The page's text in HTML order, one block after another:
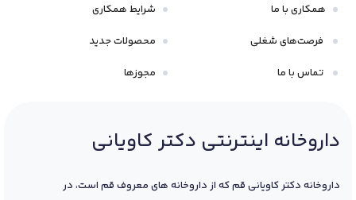
همکاری با ما
فرصت‌های شغلی
تماس با ما
شرایط همکاری
محصولات جدید
مجوزها
داروخانه اینترنتی دکتر کاویانی
داروخانه دکتر کاویانی قم که از داروخانه های معروف قم است، در